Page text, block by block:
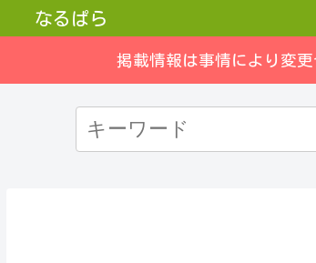
なるぱら
掲載情報は事情により変